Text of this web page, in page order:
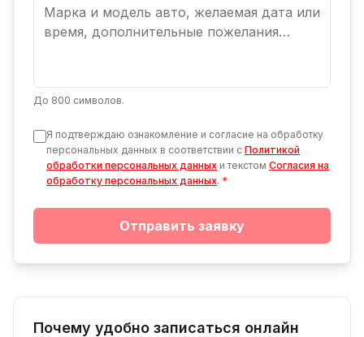
Почему удобно записаться онлайн
До 800 символов.
Я подтверждаю ознакомление и согласие на обработку
персональных данных в соответствии с Политикой
обработки персональных данных и текстом Согласия на
обработку персональных данных. *
Отправить заявку